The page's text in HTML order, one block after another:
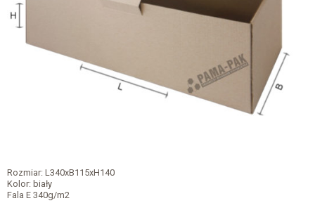
Rozmiar: L340xB115xH140
Kolor: biały
Fala E 340g/m2